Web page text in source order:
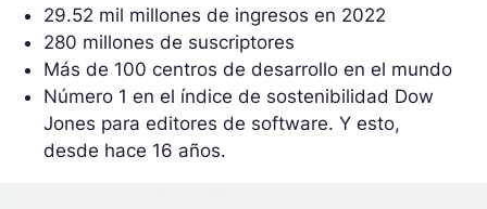
29.52 mil millones de ingresos en 2022
280 millones de suscriptores
Más de 100 centros de desarrollo en el mundo
Número 1 en el índice de sostenibilidad Dow
Jones para editores de software. Y esto,
desde hace 16 años.